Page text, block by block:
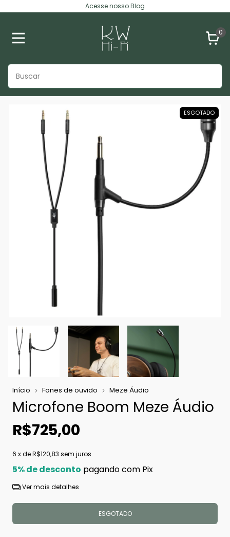
Acesse nosso Blog
0
ESGOTADO
Início Fones de ouvido Meze Áudio
Microfone Boom Meze Áudio
R$725,00
6 x deR$120,83 sem juros
5% de desconto pagando com Pix
Ver mais detalhes